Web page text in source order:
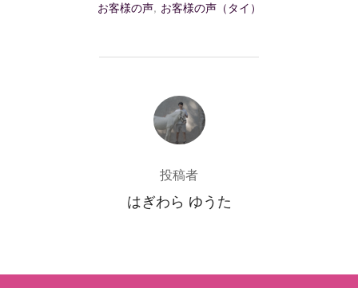
お客様の声, お客様の声（タイ）
投稿者
投稿者
はぎわら ゆうた